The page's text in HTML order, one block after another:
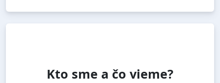
Kto sme a čo vieme?